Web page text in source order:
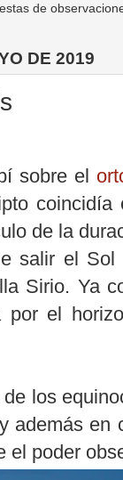
de
DE 2019
sobre el
de la
salir el
Sirio. Ya
por el
los
además en
el poder